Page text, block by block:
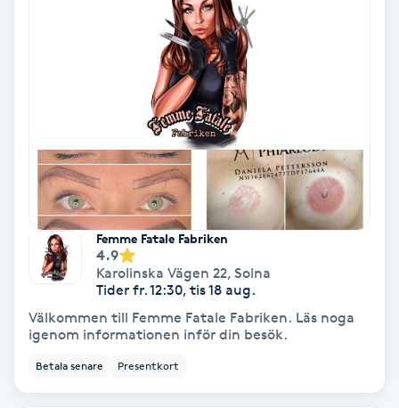
Olaplexbehandling
Ombre
Ombre brows
Ombre naglar
Optiker
Femme Fatale Fabriken
4.9
Karolinska Vägen 22, Solna
Tider fr. 12:30, tis 18 aug.
Välkommen till Femme Fatale Fabriken. Läs noga
igenom informationen inför din besök.
Betala senare Presentkort